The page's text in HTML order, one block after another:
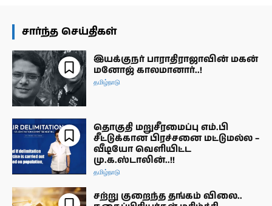
சார்ந்த செய்திகள்
இயக்குநர் பாராதிராஜாவின் மகன்
மனோஜ் காலமானார்..!
தமிழ்நாடு
தொகுதி மறுசீரமைப்பு எம்.பி
சீட்டுக்கான பிரச்சனை மட்டுமல்ல –
வீடியோ வெளியிட்ட
மு.க.ஸ்டாலின்..!!
தமிழ்நாடு
சற்று குறைந்த தங்கம் விலை..